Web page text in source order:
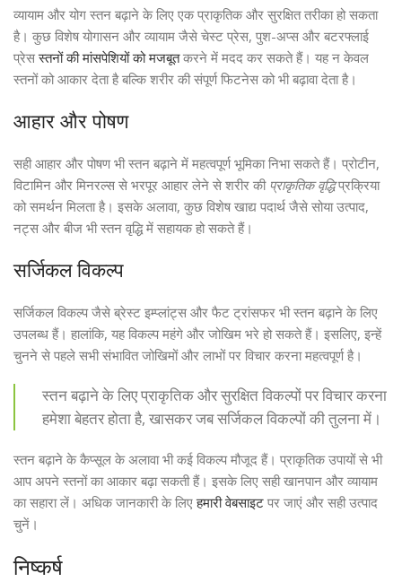
व्यायाम और योग स्तन बढ़ाने के लिए एक प्राकृतिक और सुरक्षित तरीका हो सकता
है। कुछ विशेष योगासन और व्यायाम जैसे चेस्ट प्रेस, पुश-अप्स और बटरफ्लाई
प्रेसस्तनों की मांसपेशियों को मजबूतकरने में मदद कर सकते हैं। यह न केवल
स्तनों को आकार देता है बल्कि शरीर की संपूर्ण फिटनेस को भी बढ़ावा देता है।
आहार और पोषण
सही आहार और पोषण भी स्तन बढ़ाने में महत्वपूर्ण भूमिका निभा सकते हैं। प्रोटीन,
विटामिन और मिनरल्स से भरपूर आहार लेने से शरीर की प्राकृतिक वृद्धिप्रक्रिया
को समर्थन मिलता है। इसके अलावा, कुछ विशेष खाद्य पदार्थ जैसे सोया उत्पाद,
नट्स और बीज भी स्तन वृद्धि में सहायक हो सकते हैं।
सर्जिकल विकल्प
सर्जिकल विकल्प जैसे ब्रेस्ट इम्प्लांट्स और फैट ट्रांसफर भी स्तन बढ़ाने के लिए
उपलब्ध हैं। हालांकि, यह विकल्प महंगे और जोखिम भरे हो सकते हैं। इसलिए, इन्हें
चुनने से पहले सभी संभावित जोखिमों और लाभों पर विचार करना महत्वपूर्ण है।
स्तन बढ़ाने के लिए प्राकृतिक और सुरक्षित विकल्पों पर विचार करना
हमेशा बेहतर होता है, खासकर जब सर्जिकल विकल्पों की तुलना में।
स्तन बढ़ाने के कैप्सूल के अलावा भी कई विकल्प मौजूद हैं। प्राकृतिक उपायों से भी
आप अपने स्तनों का आकार बढ़ा सकती हैं। इसके लिए सही खानपान और व्यायाम
का सहारा लें। अधिक जानकारी के लिएहमारी वेबसाइट पर जाएं और सही उत्पाद
चुनें।
निष्कर्ष